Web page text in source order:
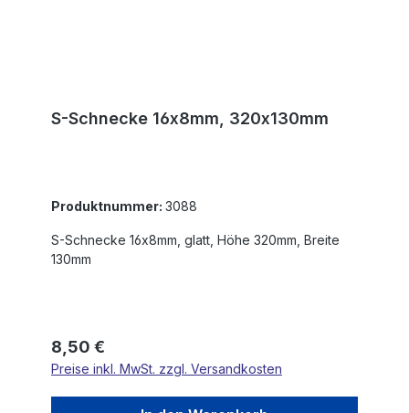
S-Schnecke 16x8mm, 320x130mm
Produktnummer: 3088
S-Schnecke 16x8mm, glatt, Höhe 320mm, Breite
130mm
Regulärer Preis:
8,50 €
Preise inkl. MwSt. zzgl. Versandkosten